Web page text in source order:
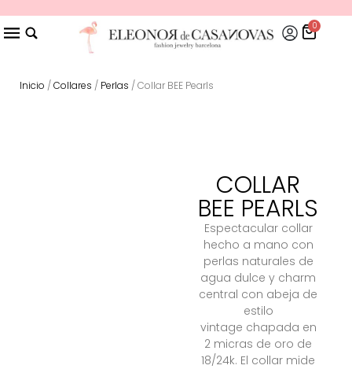
0
Inicio /Collares / Perlas / Collar BEE Pearls
COLLAR
BEE PEARLS
Espectacular collar
hecho a mano con
perlas naturales de
agua dulce y charm
central con abeja de
estilo
vintage chapada en
2 micras de oro de
18/24k. El collar mide